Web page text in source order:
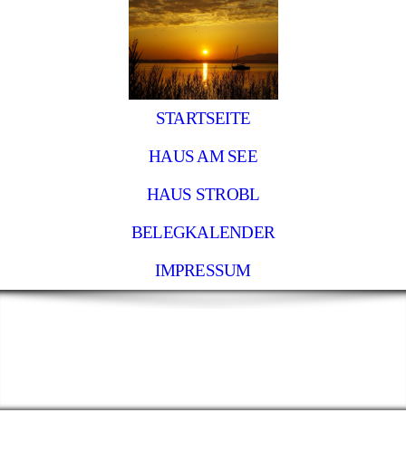
STARTSEITE
HAUS AM SEE
HAUS STROBL
BELEGKALENDER
IMPRESSUM